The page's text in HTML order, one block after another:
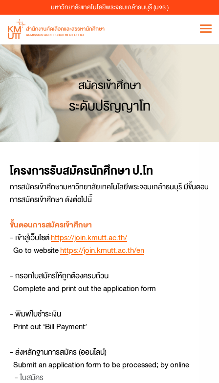
มหาวิทยาลัยเทคโนโลยีพระจอมเกล้าธนบุรี (มจธ.)
สมัครเข้าศึกษา
ระดับปริญญาโท
โครงการรับสมัครนักศึกษา ป.โท
การสมัครเข้าศึกษามหาวิทยาลัยเทคโนโลยีพระจอมเกล้าธนบุรี มีขั้นตอน
การสมัครเข้าศึกษา ดังต่อไปนี้
ขั้นตอนการสมัครเข้าศึกษา
- เข้าสู่เว็บไซต์https://join.kmutt.ac.th/
Go to websitehttps://join.kmutt.ac.th/en
- กรอกใบสมัครให้ถูกต้องครบถ้วน
Complete and print out the application form
- พิมพ์ใบชำระเงิน
Print out ‘Bill Payment’
- ส่งหลักฐานการสมัคร (ออนไลน์)
Submit an application form to be processed; by online
- ใบสมัคร